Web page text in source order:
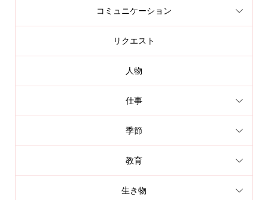
コミュニケーション
リクエスト
人物
仕事
季節
教育
生き物